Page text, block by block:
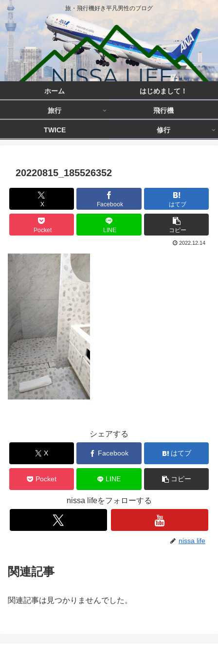
旅・飛行機好き平凡男性のブログ
ホーム はじめまして！
旅行 飛行機
TWICE 修行
20220815_185526352
X Facebook はてブ
Pocket LINE コピー
2022.12.14
シェアする
X Facebook はてブ
Pocket LINE コピー
nissa lifeをフォローする
nissa life
関連記事
関連記事は見つかりませんでした。